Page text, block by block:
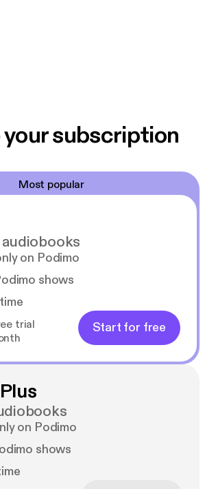
your subscription
Most popular
on Podimo
shows
trial
Start for free
on Podimo
shows